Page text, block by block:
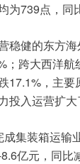
为739点，同
稳健的东方
；跨大西洋
17.1% ，主
投入运营扩
成集装箱运输
亿元，同比